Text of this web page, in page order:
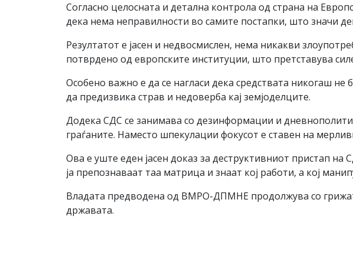
Согласно целосната и детална контрола од страна на
дека нема неправилности во самите постапки, што значи
Резултатот е јасен и недвосмислен, нема никакви
потврдено од европските институции, што претставува
Особено важно е да се нагласи дека средствата никогаш
да предизвика страв и недоверба кај земјоделците.
Додека СДС се занимава со дезинформации и
граѓаните. Наместо шпекулации фокусот е ставен на
Ова е уште еден јасен доказ за деструктивниот пристап
ја препознаваат таа матрица и знаат кој работи, а кој
Владата предводена од ВМРО-ДПМНЕ продолжува со
државата.